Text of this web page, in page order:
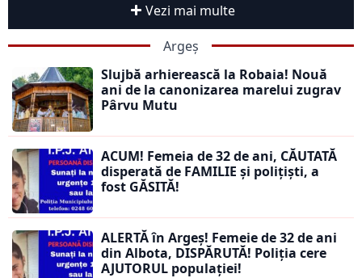
Vezi mai multe
Argeș
Slujbă arhierească la Robaia! Nouă
ani de la canonizarea marelui zugrav
Pârvu Mutu
ACUM! Femeia de 32 de ani, CĂUTATĂ
disperată de FAMILIE și polițiști, a
fost GĂSITĂ!
ALERTĂ în Argeș! Femeie de 32 de ani
din Albota, DISPĂRUTĂ! Poliția cere
AJUTORUL populației!